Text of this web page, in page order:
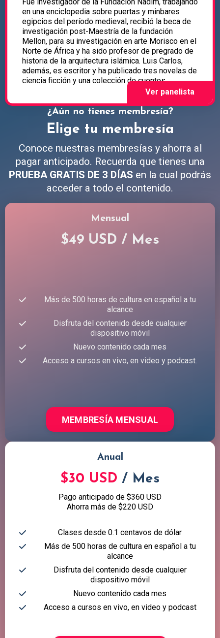
en una enciclopedia sobre puertas y minbares
egipcios del período medieval, recibió la beca de
investigación post-Maestría de la fundación
Mellon, para su investigación en arte Morisco en el
Norte de África y ha sido profesor de pregrado de
historia de la arquitectura islámica. Luis Carlos,
además, es escritor y ha publicado tres novelas de
ciencia ficción y una colección de cuentos.
¿Aún no tienes membresía?
Elige tu membresía
Conoce nuestras membresías y ahorra al
pagar anticipado. Recuerda que tienes una
PRUEBA GRATIS DE 3 DÍAS en la cual podrás
acceder a todo el contenido.
Mensual
$49 USD / Mes
Más de 500 horas de cultura en español a tu
alcance
Disfruta del contenido desde cualquier
dispositivo móvil
Nuevo contenido cada mes
Acceso a cursos en vivo, en video y podcast.
MEMBRESÍA MENSUAL
Anual
$30 USD / Mes
Pago anticipado de $360 USD
Ahorra más de $220 USD
Clases desde 0.1 centavos de dólar
Más de 500 horas de cultura en español a tu
alcance
Disfruta del contenido desde cualquier
dispositivo móvil
Nuevo contenido cada mes
Acceso a cursos en vivo, en video y podcast